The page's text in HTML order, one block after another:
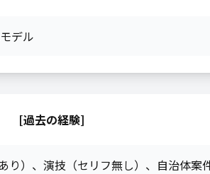
デル
[過去の経験]
） 、 演技（セリフ無し） 、 自治体案